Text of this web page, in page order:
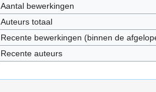
Aantal bewerkingen
Auteurs totaal
Recente bewerkingen (binnen de
Recente auteurs